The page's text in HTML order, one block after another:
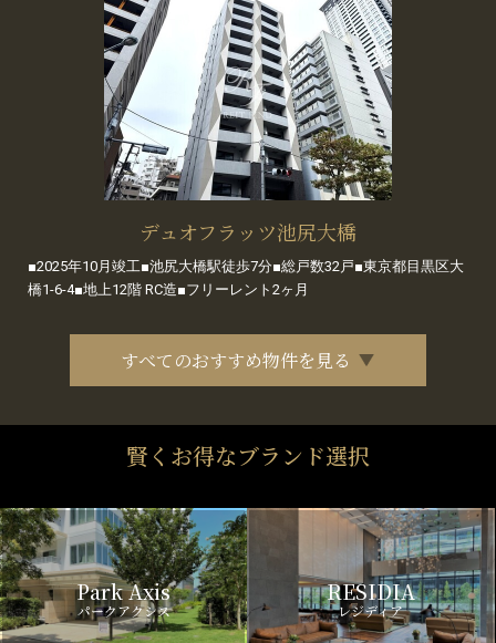
デュオフラッツ池尻大橋
■2025年10月竣工■池尻大橋駅徒歩7分■総戸数32戸■東京都目黒区大
橋1-6-4■地上12階 RC造■フリーレント2ヶ月
すべてのおすすめ物件を見る
賢くお得なブランド選択
Park Axis
パークアクシス
RESIDIA
レジディア